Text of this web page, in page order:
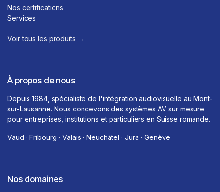
Nos certifications
Services
Voir tous les produits →​
À propos de nous
Depuis 1984, spécialiste de l'intégration audiovisuelle au Mont-
sur-Lausanne. Nous concevons des systèmes AV sur mesure
pour entreprises, institutions et particuliers en Suisse romande.
Vaud · Fribourg · Valais · Neuchâtel · Jura · Genève
Nos domaines